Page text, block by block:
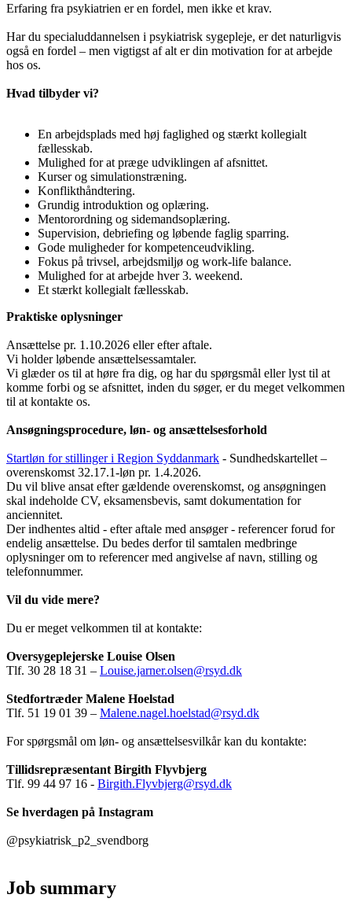
Erfaring fra psykiatrien er en fordel, men ikke et krav.
Har du specialuddannelsen i psykiatrisk sygepleje, er det naturligvis
også en fordel – men vigtigst af alt er din motivation for at arbejde
hos os.
Hvad tilbyder vi?
En arbejdsplads med høj faglighed og stærkt kollegialt
fællesskab.
Mulighed for at præge udviklingen af afsnittet.
Kurser og simulationstræning.
Konflikthåndtering.
Grundig introduktion og oplæring.
Mentorordning og sidemandsoplæring.
Supervision, debriefing og løbende faglig sparring.
Gode muligheder for kompetenceudvikling.
Fokus på trivsel, arbejdsmiljø og work-life balance.
Mulighed for at arbejde hver 3. weekend.
Et stærkt kollegialt fællesskab.
Praktiske oplysninger
Ansættelse pr. 1.10.2026 eller efter aftale.
Vi holder løbende ansættelsessamtaler.
Vi glæder os til at høre fra dig, og har du spørgsmål eller lyst til at
komme forbi og se afsnittet, inden du søger, er du meget velkommen
til at kontakte os.
Ansøgningsprocedure, løn- og ansættelsesforhold
Startløn for stillinger i Region Syddanmark - Sundhedskartellet –
overenskomst 32.17.1-løn pr. 1.4.2026.
Du vil blive ansat efter gældende overenskomst, og ansøgningen
skal indeholde CV, eksamensbevis, samt dokumentation for
anciennitet.
Der indhentes altid - efter aftale med ansøger - referencer forud for
endelig ansættelse. Du bedes derfor til samtalen medbringe
oplysninger om to referencer med angivelse af navn, stilling og
telefonnummer.
Vil du vide mere?
Du er meget velkommen til at kontakte:
Oversygeplejerske Louise Olsen
Tlf. 30 28 18 31 – Louise.jarner.olsen@rsyd.dk
Stedfortræder Malene Hoelstad
Tlf. 51 19 01 39 – Malene.nagel.hoelstad@rsyd.dk
For spørgsmål om løn- og ansættelsesvilkår kan du kontakte:
Tillidsrepræsentant Birgith Flyvbjerg
Tlf. 99 44 97 16 - Birgith.Flyvbjerg@rsyd.dk
Se hverdagen på Instagram
@psykiatrisk_p2_svendborg
Job summary